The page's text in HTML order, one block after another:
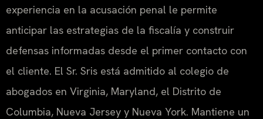
experiencia en la acusación penal le permite
anticipar las estrategias de la fiscalía y construir
defensas informadas desde el primer contacto con
el cliente. El Sr. Sris está admitido al colegio de
abogados en Virginia, Maryland, el Distrito de
Columbia, Nueva Jersey y Nueva York. Mantiene un